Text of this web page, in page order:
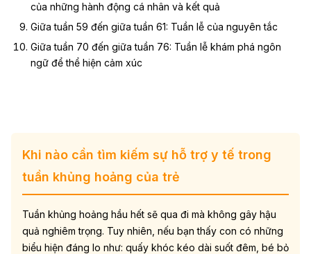
của những hành động cá nhân và kết quả
Giữa tuần 59 đến giữa tuần 61: Tuần lễ của nguyên tắc
Giữa tuần 70 đến giữa tuần 76: Tuần lễ khám phá ngôn
ngữ để thể hiện cảm xúc
Khi nào cần tìm kiếm sự hỗ trợ y tế trong
tuần khủng hoảng của trẻ
Tuần khủng hoảng hầu hết sẽ qua đi mà không gây hậu
quả nghiêm trọng. Tuy nhiên, nếu bạn thấy con có những
biểu hiện đáng lo như: quấy khóc kéo dài suốt đêm, bé bỏ